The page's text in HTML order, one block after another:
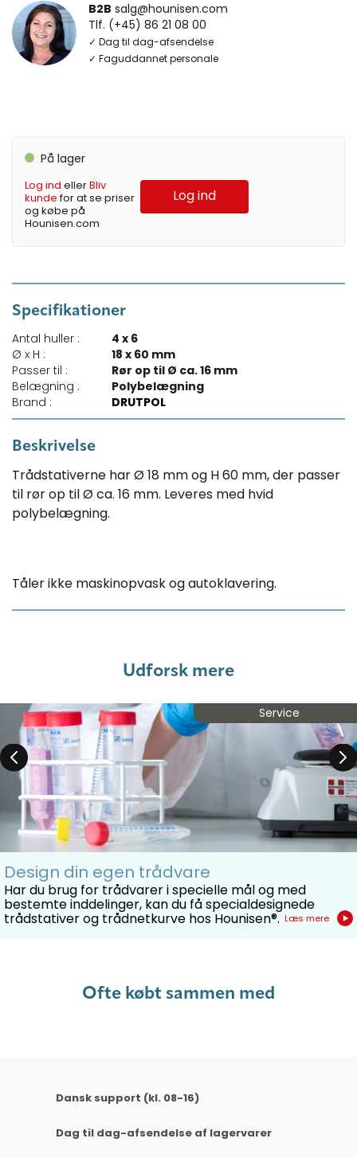
B2B salg@hounisen.com
Tlf. (+45) 86 21 08 00
✓ Dag til dag-afsendelse
✓ Faguddannet personale
På lager
Log ind ellerBliv
kundefor at se priser
og købe på
Hounisen.com
Log ind
Specifikationer
Antal huller :
4 x 6
Ø x H :
18 x 60 mm
Passer til :
Rør op til Ø ca. 16 mm
Belægning :
Polybelægning
Brand :
DRUTPOL
Beskrivelse
Trådstativerne har Ø 18 mm og H 60 mm, der passer
til rør op til Ø ca. 16 mm. Leveres med hvid
polybelægning.
Tåler ikke maskinopvask og autoklavering.
Udforsk mere
Service
Design din egen trådvare
Har du brug for trådvarer i specielle mål og med
bestemte inddelinger, kan du få specialdesignede
trådstativer og trådnetkurve hos Hounisen®. Læs mere
Ofte købt sammen med
Dansk support (kl. 08-16)
Dag til dag-afsendelse af lagervarer